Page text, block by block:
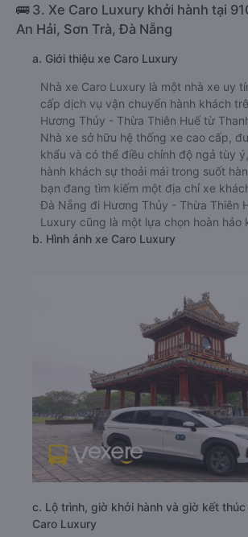
🚌 3. Xe Caro Luxury khởi hành tại
An Hải, Sơn Trà, Đà Nẵng
a. Giới thiệu xe Caro Luxury
Nhà xe Caro Luxury là một nhà xe uy
cấp dịch vụ vận chuyển hành khách
Hương Thủy - Thừa Thiên Huế từ
Nhà xe sở hữu hệ thống xe cao cấp,
khẩu và có thể điều chỉnh độ ngả tùy
hành khách sự thoải mái trong suốt
bạn đang tìm kiếm một địa chỉ xe
Đà Nẵng đi Hương Thủy - Thừa Thiên
Luxury cũng là một lựa chọn hoàn hảo
b. Hình ảnh xe Caro Luxury
c. Lộ trình, giờ khởi hành và giờ kết
Caro Luxury